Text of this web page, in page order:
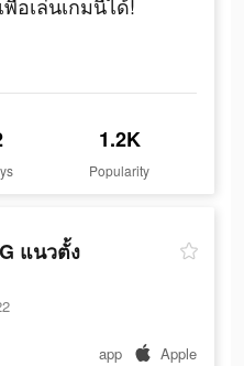
1.2K
Popularity
แนวตั้ง
app Apple